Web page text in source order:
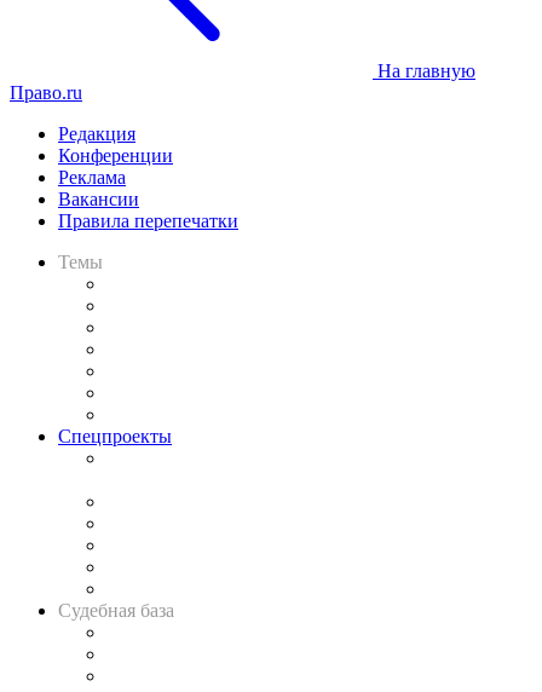
На главную
Право.ru
Редакция
Конференции
Реклама
Вакансии
Правила перепечатки
Темы
Спецпроекты
Судебная база